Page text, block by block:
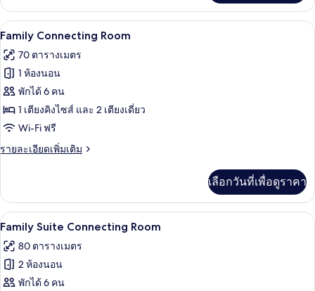
เกี่ยว
กับ
Gold
35sqm
เปิด
ภาพถ่าย
ทั้งหมด
ของ
Family
Connecting
Room
Family Connecting Room | ผ้าปูที่น
8
Family Connecting Room
70 ตารางเมตร
1 ห้องนอน
พักได้ 6 คน
1 เตียงคิงไซส์ และ 2 เตียงเดี่ยว
Wi-Fi ฟรี
รายละเอียดเพิ่มเติม
ราย
เกี่ยว
กับ
Family
Connecting
Room
เลือกวันที่เพื่อดูราคา
เปิด
ภาพถ่าย
ทั้งหมด
ของ
Family Suite Connecting Room | ผ้
9
Family Suite Connecting Room
80 ตารางเมตร
2 ห้องนอน
พักได้ 6 คน